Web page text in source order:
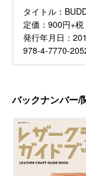
タイトル：
定価： 900円+税
発行年月日：
978-4-7770-
バックナンバー/